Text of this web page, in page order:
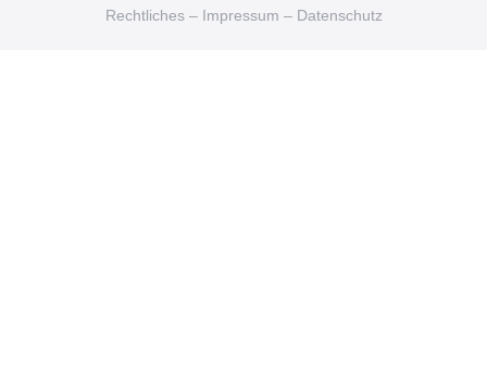
Rechtliches – Impressum – Datenschutz